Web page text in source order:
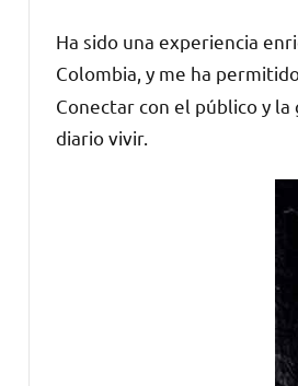
Ha sido una experiencia
Colombia, y me ha
Conectar con el público y
diario vivir.